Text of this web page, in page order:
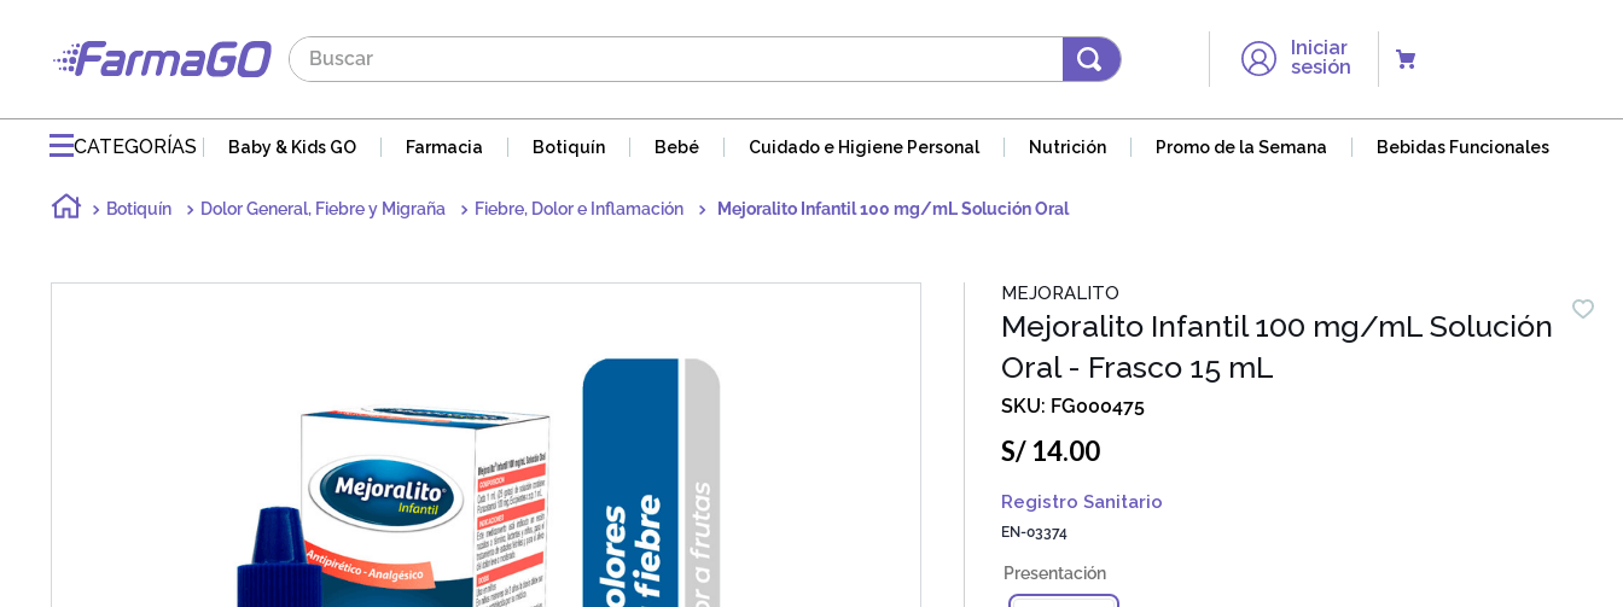
Buscar
Iniciar
sesión
CATEGORÍAS Baby & Kids GO Farmacia Botiquín Bebé Cuidado e Higiene Personal Nutrición Promo de la Semana Bebidas Funcionales
Botiquín Dolor General, Fiebre y Migraña Fiebre, Dolor e Inflamación Mejoralito Infantil 100 mg/mL Solución Oral
MEJORALITO
Mejoralito Infantil 100 mg/mL Solución
Oral - Frasco 15 mL
FG000475
S/ 14.00
Registro Sanitario
EN-03374
1.
maddre